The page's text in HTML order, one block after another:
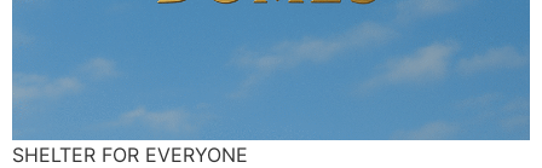
SHELTER FOR EVERYONE